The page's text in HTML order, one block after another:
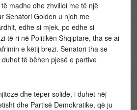
madhe dhe zhvilloi me të një
Senatori Golden u njoh me
edhe si mjek, po edhe si
të ri në Politikën Shqiptare, tha se ai
e këtij brezi. Senatori tha se
të bëhen pjesë e partive
dhe teper solide, i duhet nëj
dhe Partisë Demokratike, që ju